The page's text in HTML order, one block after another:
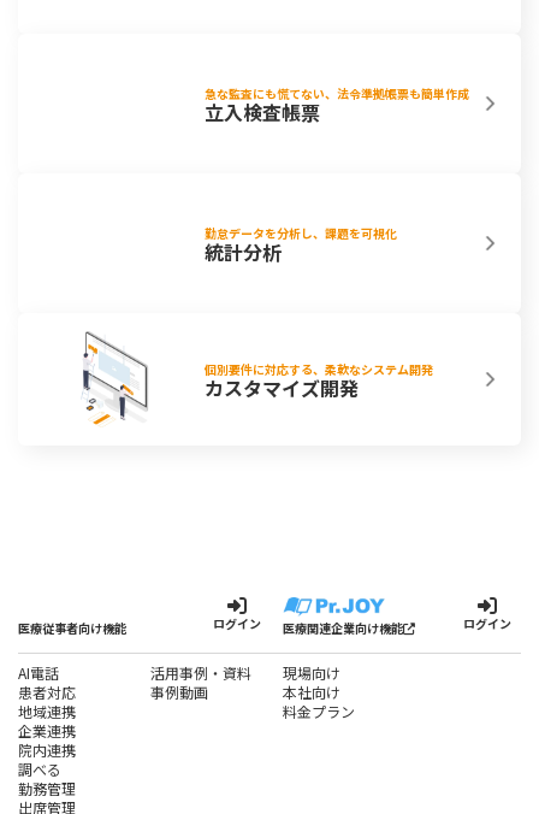
急な監査にも慌てない、法令準拠帳票も簡単作成
立入検査帳票
勤怠データを分析し、課題を可視化
統計分析
個別要件に対応する、柔軟なシステム開発
カスタマイズ開発
医療従事者向け機能 ログイン
AI電話
患者対応
地域連携
企業連携
院内連携
調べる
勤務管理
出席管理
活用事例・資料
事例動画
医療関連企業向け機能 ログイン
現場向け
本社向け
料金プラン